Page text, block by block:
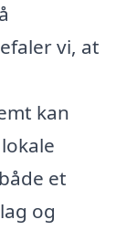
vi, at
kan
et
og